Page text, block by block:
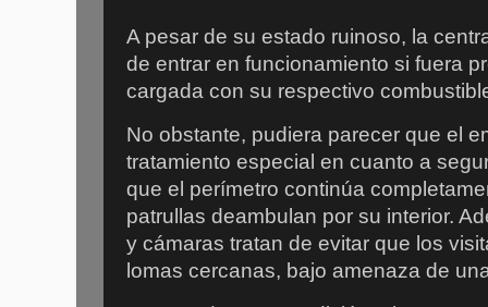
A pesar de su estado ruinoso, la
de entrar en funcionamiento si fuera
cargada con su respectivo
No obstante, pudiera parecer que el
tratamiento especial en cuanto a
que el perímetro continúa
patrullas deambulan por su interior.
y cámaras tratan de evitar que los
lomas cercanas, bajo amenaza de